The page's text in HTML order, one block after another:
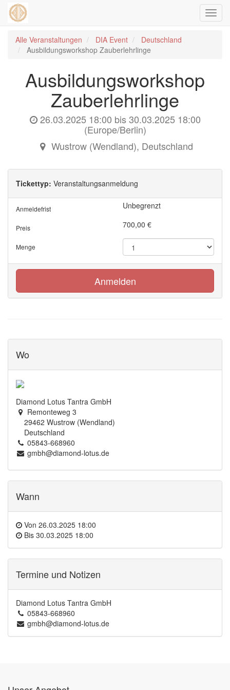
ein-/
Alle Veranstaltungen
DIA Event
Deutschland
Ausbildungsworkshop Zauberlehrlinge
Ausbildungsworkshop
Zauberlehrlinge
26.03.2025 18:00 bis 30.03.2025 18:00
(Europe/Berlin)
Wustrow (Wendland), Deutschland
Tickettyp: Veranstaltungsanmeldung
Anmeldefrist Unbegrenzt
Preis 700,00 €
Menge
Anmelden
Wo
Diamond Lotus Tantra GmbH
Remonteweg 3
29462 Wustrow (Wendland)
Deutschland
05843-668960
gmbh@diamond-lotus.de
Wann
Von 26.03.2025 18:00
Bis 30.03.2025 18:00
Termine und Notizen
Diamond Lotus Tantra GmbH
05843-668960
gmbh@diamond-lotus.de